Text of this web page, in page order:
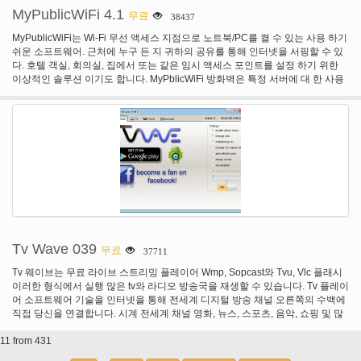
니다. 사용 하기 쉬운 그래픽 인터페이스는 SOAP과 REST 기반 웹 서비스와 함
께 작동 하도록 간단 하 게. 예를 들어 부하 테스트를 만들기 위해 당신은 단지를
마우스 오른쪽 단추로 기능 테스트 부하 테스트로 실행. 또는 드래그를 사용 하
고 만드는 모든 테스트 시나리오-간단 하거나 복잡 한 드롭. 그리고 soapUI 프로
제공 속성 전송 마법사 자동으로 선택한 콘텐츠에 대 한 속성을 전송할 수 있는
경험된 많은 사용자에 대 한 복잡 한 TestCases 또는 메시지 흐름의 생성 쉽게.
팅 테스트와 거의 아무것도 할 수 있습니다. 그래서 테스터, 개발자, 비즈니스 분
석가, 또는 매니저 든 soapUI 누구나. soapUI 테스트 하 고 테스트를 완벽 하 게
필요한 모든 도구를 제공 합니다. 개요 탭의 프로젝트 및 해당 내용을 모두 포괄
적인 보기를 제공합니다. 클릭 한 번으로 들어오는 메시지의 유효성 검사에 대
한 주장의 수는 TestStep에 추가할 수 있습니다. 강력한 HTTP 모니터를 사용 하
여 기록, 분석 하 고도 클라이언트-서버 트래픽 발생 수정. 고 프로 더 많은 전문
가 제공 하 고 고급 기능을 soapUI 방법은 앞서의 다른 테스트 도구. 쉽게 만들고
로-Excel, XML, JDBC, 파일, 그리고 더 많은-외부 소스 로부터 테스트 데이터를
이 지남에 변경, soapUI 테스트 하 고 자동으로 모든 프로 그들을 업데이트 합니
다.
MyPublicWiFi 4.1 무료 38437
MyPublicWiFi는 Wi-Fi 무선 액세스 지점으로 노트북/PC를 켤 수 있는 사용 하기
쉬운 소프트웨어. 근처에 누구 든 지 귀하의 공유를 통해 인터넷을 서핑할 수 있
다. 호텔 객실, 회의실, 집에서 또는 같은 임시 액세스 포인트를 설정 하기 위한
이상적인 솔루션 이기도 합니다. MyPblicWiFi 방화벽은 특정 서버에 대 한 사용
로그램)를 사용 하 여를 방지할 수 있습니다. MyPublicWiFi를 사용 하면 기록 하
고 당신의 가상 WIFI 핫스팟에 방문한 모든 url 페이지를 추적할 수 있습니다.
MyPublicWiFi는 프리웨어 프로그램, 그리고 완벽 하 게 사용 될 수 있다.
Tv Wave 039 무료 37711
Tv 웨이브는 무료 라이브 스트리밍 플레이어 Wmp, Sopcast와 Tvu, Vlc 플래시
이러한 형식에서 실행 많은 tv와 라디오 방송국을 재생할 수 있습니다. Tv 플레이
어 소프트웨어 기술을 인터넷을 통해 전세계 디지털 방송 채널 오른쪽의 수백에
직접 당신을 연결합니다. 시계 전세계 채널 영화, 뉴스, 스포츠, 음악, 쇼핑 및 많
의 힘을 경험입니다. 아니 추가 하드웨어, 그냥 다운로드 하 고 즐기십시오!
11 from 431